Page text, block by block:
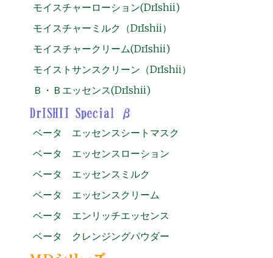
モイスチャーローション(DrIshii)
モイスチャーミルク（DrIshii）
モイスチャークリーム(DrIshii)
モイストサンスクリーン（DrIshii）
Ｂ・Ｂエッセンス(DrIshii)
ベータ エッセンスシートマスク
ベータ エッセンスローション
ベータ エッセンスミルク
ベータ エッセンスクリーム
ベータ エンリッチエッセンス
ベータ クレンジングパウダー